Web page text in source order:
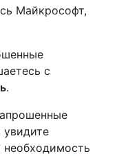
Майкрософт,
с
.
увидите